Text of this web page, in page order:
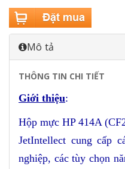
Mô tả
THÔNG TIN CHI TIẾT
Giới thiệu:
Hộp mực HP 414A
JetIntellect cung cấp
nghiệp, các tùy chọn